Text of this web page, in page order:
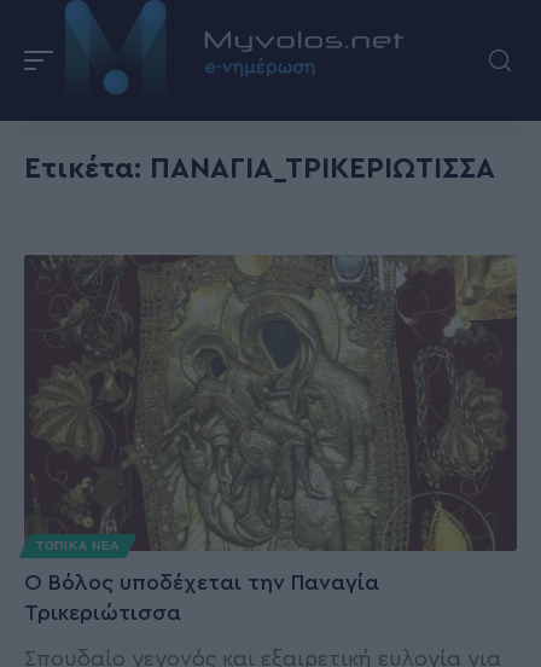
Ετικέτα: ΠΑΝΑΓΙΑ_ΤΡΙΚΕΡΙΩΤΙΣΣΑ
ΤΟΠΙΚΑ ΝΕΑ
Ο Βόλος υποδέχεται την Παναγία
Τρικεριώτισσα
Σπουδαίο γεγονός και εξαιρετική ευλογία για